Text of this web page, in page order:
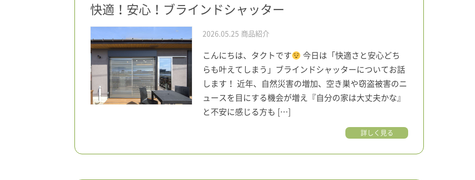
快適！安心！ブラインドシャッター
2026.05.25 商品紹介
こんにちは、タクトです
今日は「快適さと安心どち
らも叶えてしまう」ブラインドシャッターについてお話
します！ 近年、自然災害の増加、空き巣や窃盗被害のニ
ュースを目にする機会が増え『自分の家は大丈夫かな』
と不安に感じる方も […]
詳しく見る